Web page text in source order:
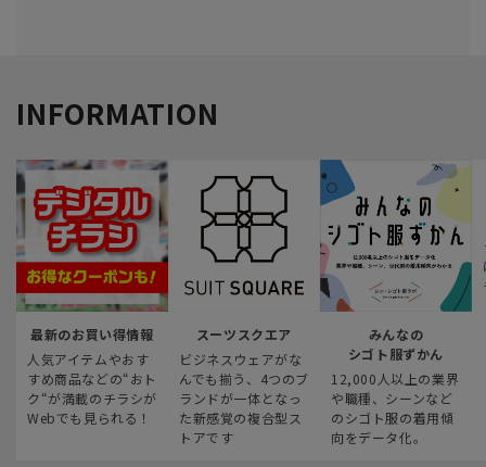
INFORMATION
最新のお買い得情報
人気アイテムやおす
すめ商品などの“おト
ク“が満載のチラシが
Webでも見られる！
スーツスクエア
ビジネスウェアがな
んでも揃う、4つのブ
ランドが一体となっ
た新感覚の複合型ス
トアです
みんなの
シゴト服ずかん
12,000人以上の業界
や職種、シーンなど
のシゴト服の着用傾
向をデータ化。